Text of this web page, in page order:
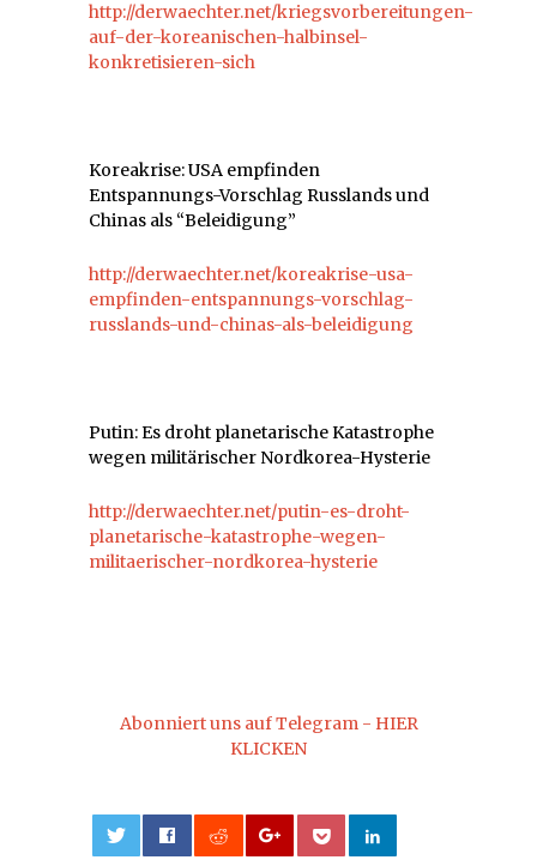
http://derwaechter.net/kriegsvorbereitungen-
auf-der-koreanischen-halbinsel-
konkretisieren-sich
Koreakrise: USA empfinden
Entspannungs-Vorschlag Russlands und
Chinas als “Beleidigung”
http://derwaechter.net/koreakrise-usa-
empfinden-entspannungs-vorschlag-
russlands-und-chinas-als-beleidigung
Putin: Es droht planetarische Katastrophe
wegen militärischer Nordkorea-Hysterie
http://derwaechter.net/putin-es-droht-
planetarische-katastrophe-wegen-
militaerischer-nordkorea-hysterie
Abonniert uns auf Telegram - HIER
KLICKEN